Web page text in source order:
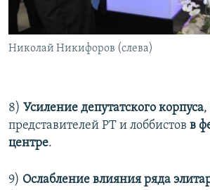
Николай Никифоров (слева)
8) Усиление депутатского корпуса,
представителей РТ и лоббистов в
центре.
9) Ослабление влияния ряда